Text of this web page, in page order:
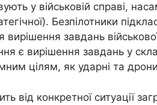
у військовій справі,
Безпілотники
завдань
є вирішення завдань у
цілям, як ударні та
від конкретної ситуації